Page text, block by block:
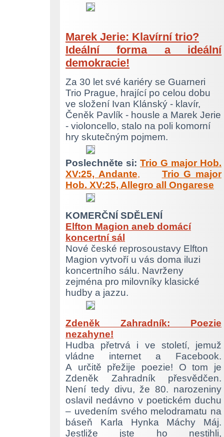
Marek Jerie: Klavírní trio?
Ideální formaa ideální
demokracie!
Za 30 let své kariéry se Guarneri
Trio Prague, hrající po celou dobu
ve složení Ivan Klánský - klavír,
Čeněk Pavlík - housle a Marek Jerie
- violoncello, stalo na poli komorní
hry skutečným pojmem.
Poslechněte si: Trio G major Hob.
XV:25, Andante, Trio G major
Hob. XV:25, Allegro all Ongarese
KOMERČNÍ SDĚLENÍ
Elfton Magion aneb domácí
koncertní sál
Nové české reprosoustavy Elfton
Magion vytvoří u vás doma iluzi
koncertního sálu. Navrženy
zejména pro milovníky klasické
hudby a jazzu.
Zdeněk Zahradník: Poezie
nezahyne!
Hudba přetrvá i ve století, jemuž
vládne internet a Facebook.
A určitě přežije poezie! O tom je
Zdeněk Zahradník přesvědčen.
Není tedy divu, že 80. narozeniny
oslavil nedávno v poetickém duchu
– uvedením svého melodramatu na
báseň Karla Hynka Máchy Máj.
Jestliže jste ho nestihli,